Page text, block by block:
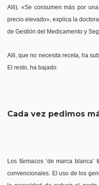
Alli). «Se consumen más por
precio elevado», explica la
de Gestión del Medicamento y
Alli, que no necesita receta, ha
El resto, ha bajado.
Cada vez pedimos
Los fármacos ‘de marca blanca’
convencionales. El uso de los